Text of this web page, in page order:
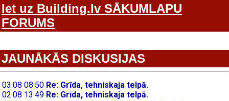
Iet uz Building.lv SĀKUMLAPU
FORUMS
JAUNĀKĀS DISKUSIJAS